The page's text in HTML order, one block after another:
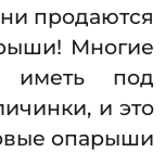
продаются
Многие
иметь под
и это
опарыши